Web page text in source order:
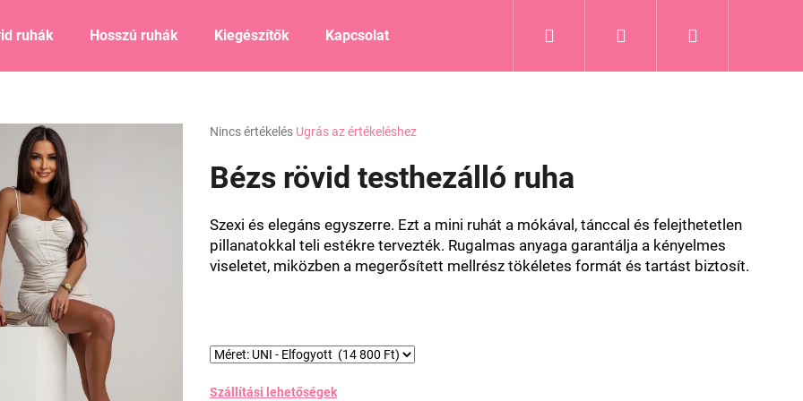
ruhák Hosszú ruhák Kiegészítők Kapcsolat Keresés Bejelentkezés
A
átlagos
értékelése
0,0
csillag.
Nincs értékelés Ugrás az értékeléshez
Bézs rövid testhezálló ruha
Szexi és elegáns egyszerre. Ezt a mini ruhát a mókával, tánccal és felejthetetlen
pillanatokkal teli estékre tervezték. Rugalmas anyaga garantálja a kényelmes
viseletet, miközben a megerősített mellrész tökéletes formát és tartást biztosít.
Szállítási lehetőségek
KERESÉS